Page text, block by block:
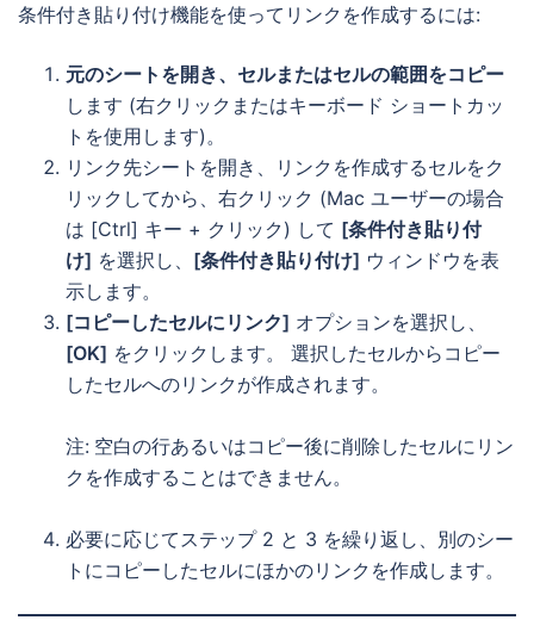
条件付き貼り付け機能を使ってリンクを作成するには:
元のシートを開き、セルまたはセルの範囲をコピー
します (右クリックまたはキーボード ショートカッ
トを使用します)。
リンク先シートを開き、リンクを作成するセルをク
リックしてから、右クリック (Mac ユーザーの場合
は [Ctrl] キー + クリック) して [条件付き貼り付
け] を選択し、 [条件付き貼り付け] ウィンドウを表
示します。
[コピーしたセルにリンク] オプションを選択し、
[OK] をクリックします。 選択したセルからコピー
したセルへのリンクが作成されます。
注: 空白の行あるいはコピー後に削除したセルにリン
クを作成することはできません。
必要に応じてステップ 2 と 3 を繰り返し、別のシー
トにコピーしたセルにほかのリンクを作成します。